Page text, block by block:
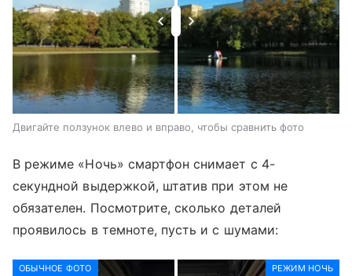
Двигайте ползунок влево и вправо, чтобы сравнить фото
В режиме «Ночь» смартфон снимает с 4-
секундной выдержкой, штатив при этом не
обязателен. Посмотрите, сколько деталей
проявилось в темноте, пусть и с шумами:
ОБЫЧНОЕ ФОТО РЕЖИМ НОЧЬ